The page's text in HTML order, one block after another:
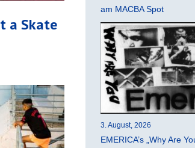
a Skate
am MACBA Spot
3. August, 2026
EMERICA’s „Why Are